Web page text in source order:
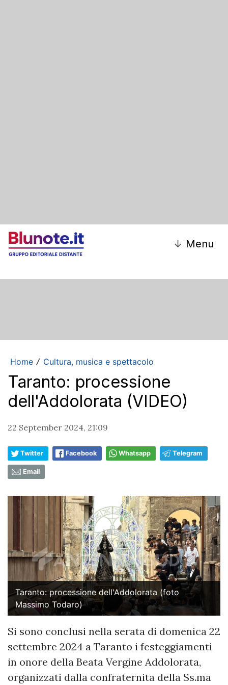
↓ Menu
Home / Cultura, musica e spettacolo
Taranto: processione
dell'Addolorata (VIDEO)
22 September 2024, 21:09
Twitter Facebook Whatsapp Telegram
Email
Taranto: processione dell'Addolorata (foto
Massimo Todaro)
Si sono conclusi nella serata di domenica 22
settembre 2024 a Taranto i festeggiamenti
in onore della Beata Vergine Addolorata,
organizzati dalla confraternita della Ss.ma